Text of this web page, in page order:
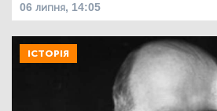
06 липня, 14:05
ІСТОРІЯ